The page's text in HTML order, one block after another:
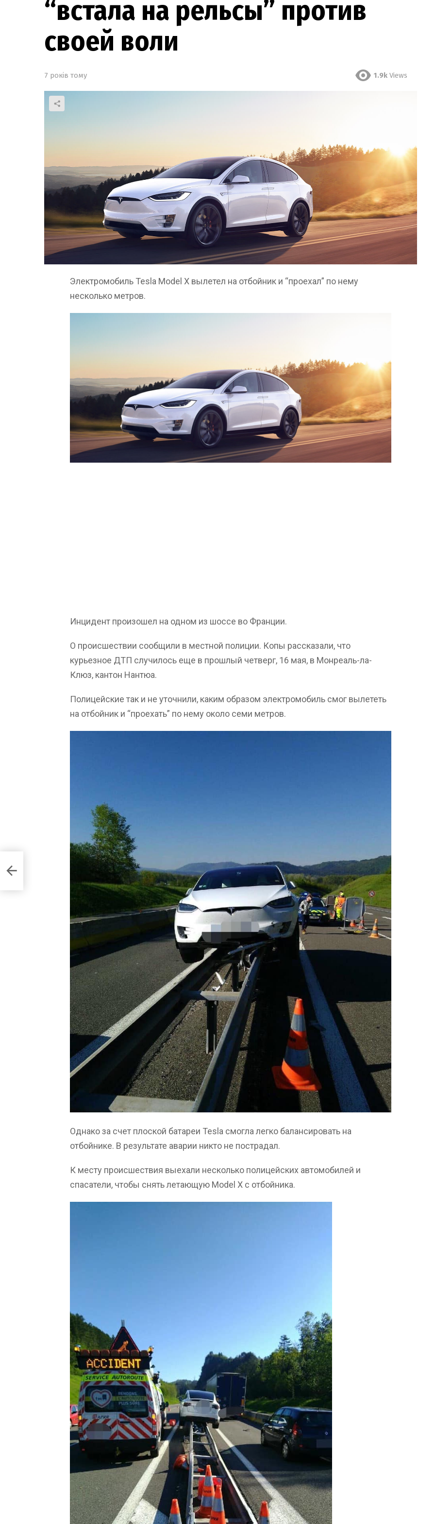
“встала на рельсы” против
своей воли
7 років тому 1.9k Views
Электромобиль Tesla Model X вылетел на отбойник и “проехал” по нему
несколько метров.
Инцидент произошел на одном из шоссе во Франции.
О происшествии сообщили в местной полиции. Копы рассказали, что
курьезное ДТП случилось еще в прошлый четверг, 16 мая, в Монреаль-ла-
Клюз, кантон Нантюа.
Полицейские так и не уточнили, каким образом электромобиль смог вылететь
на отбойник и “проехать” по нему около семи метров.
Однако за счет плоской батареи Tesla смогла легко балансировать на
отбойнике. В результате аварии никто не пострадал.
К месту происшествия выехали несколько полицейских автомобилей и
спасатели, чтобы снять летающую Model X с отбойника.